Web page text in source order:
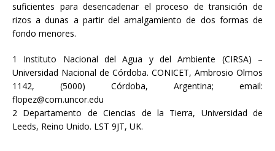
suficientes para desencadenar el proceso de transición de
rizos a dunas a partir del amalgamiento de dos formas de
fondo menores.
1 Instituto Nacional del Agua y del Ambiente (CIRSA) –
Universidad Nacional de Córdoba. CONICET, Ambrosio Olmos
1142, (5000) Córdoba, Argentina; email:
flopez@com.uncor.edu
2 Departamento de Ciencias de la Tierra, Universidad de
Leeds, Reino Unido. LST 9JT, UK.